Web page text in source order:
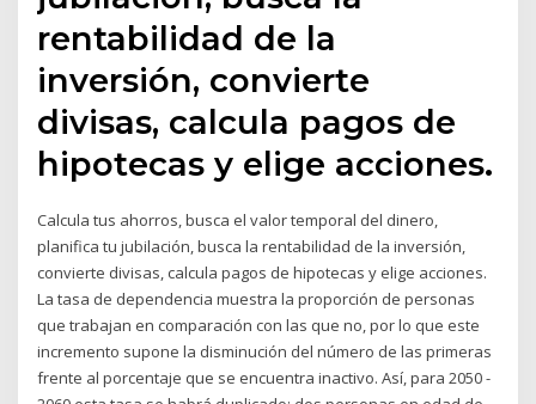
rentabilidad de la
inversión, convierte
divisas, calcula pagos de
hipotecas y elige acciones.
Calcula tus ahorros, busca el valor temporal del dinero,
planifica tu jubilación, busca la rentabilidad de la inversión,
convierte divisas, calcula pagos de hipotecas y elige acciones.
La tasa de dependencia muestra la proporción de personas
que trabajan en comparación con las que no, por lo que este
incremento supone la disminución del número de las primeras
frente al porcentaje que se encuentra inactivo. Así, para 2050 -